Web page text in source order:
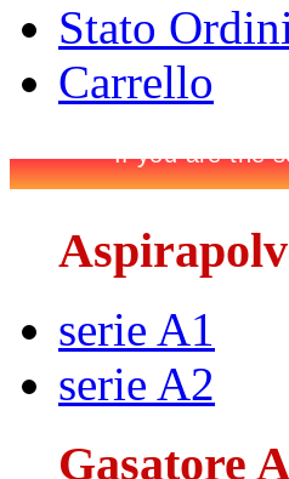
Stato
Carrello
serie A1
serie A2
Gasatore